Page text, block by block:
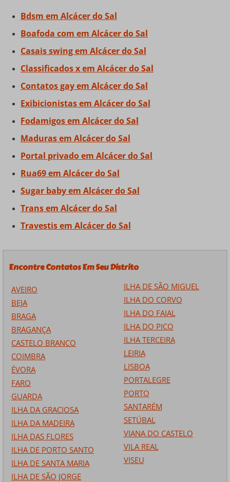
Bdsm em Alcácer do Sal
Boafoda com em Alcácer do Sal
Casais swing em Alcácer do Sal
Classificados x em Alcácer do Sal
Contatos gay em Alcácer do Sal
Exibicionistas em Alcácer do Sal
Fodamigos em Alcácer do Sal
Maduras em Alcácer do Sal
Portal privado em Alcácer do Sal
Rua69 em Alcácer do Sal
Sugar baby em Alcácer do Sal
Trans em Alcácer do Sal
Travestis em Alcácer do Sal
Encontre Contatos Em Seu Distrito
AVEIRO
BEJA
BRAGA
BRAGANÇA
CASTELO BRANCO
COIMBRA
ÉVORA
FARO
GUARDA
ILHA DA GRACIOSA
ILHA DA MADEIRA
ILHA DAS FLORES
ILHA DE PORTO SANTO
ILHA DE SANTA MARIA
ILHA DE SÃO JORGE
ILHA DE SÃO MIGUEL
ILHA DO CORVO
ILHA DO FAIAL
ILHA DO PICO
ILHA TERCEIRA
LEIRIA
LISBOA
PORTALEGRE
PORTO
SANTARÉM
SETÚBAL
VIANA DO CASTELO
VILA REAL
VISEU